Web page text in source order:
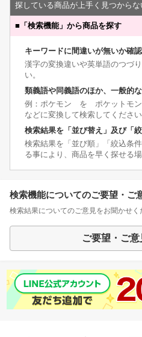
探している商品が上手く見つからな
■ 「検索機能」から商品を探す
キーワードに間違いが無いか確
漢字の変換違いや英単語のつづ
い。
類義語や同義語のほか、一般的
例：ポケモン を ポケットモン
などに変換して検索してください
検索結果を「並び替え」及び「
検索結果を「並び順」「絞込条
る事により、商品を早く探せる場
検索機能についてのご要望・ご
検索結果についてのご意見をお聞かせく
ご要望・ご